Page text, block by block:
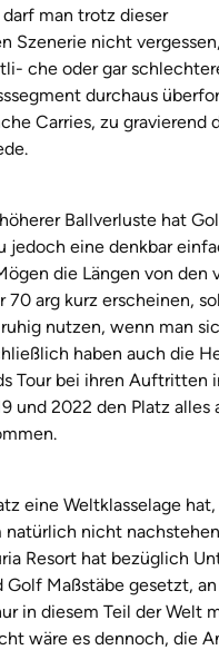
man trotz dieser
Szenerie nicht
che oder gar
durchaus
Carries, zu gravierend
Ballverluste hat
jedoch eine denkbar
die Längen von den
70 arg kurz erscheinen,
nutzen, wenn man
haben auch die
Tour bei ihren Auftritten
und 2022 den Platz alles
eine Weltklasselage
natürlich nicht
Resort hat bezüglich
Golf Maßstäbe gesetzt,
in diesem Teil der Welt
wäre es dennoch, die